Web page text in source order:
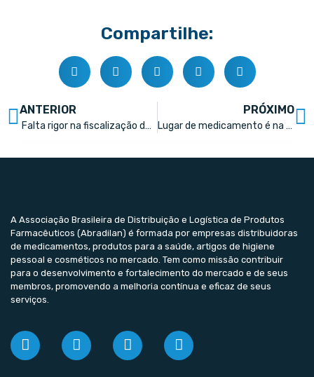
Compartilhe:
ANTERIOR
Falta rigor na fiscalização de suplementos alimentares, aponta debate
PRÓXIMO
Lugar de medicamento é na farmácia
A Associação Brasileira de Distribuição e Logística de Produtos
Farmacêuticos (Abradilan) é formada por empresas distribuidoras
de medicamentos, produtos para a saúde, artigos de higiene
pessoal e cosméticos no mercado. Tem como missão contribuir
para o desenvolvimento e fortalecimento do mercado e de seus
membros, promovendo a melhoria contínua e eficaz de seus
serviços.